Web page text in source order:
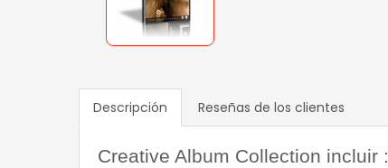
Descripción Reseñas de los clientes
Creative Album Collection incluir :